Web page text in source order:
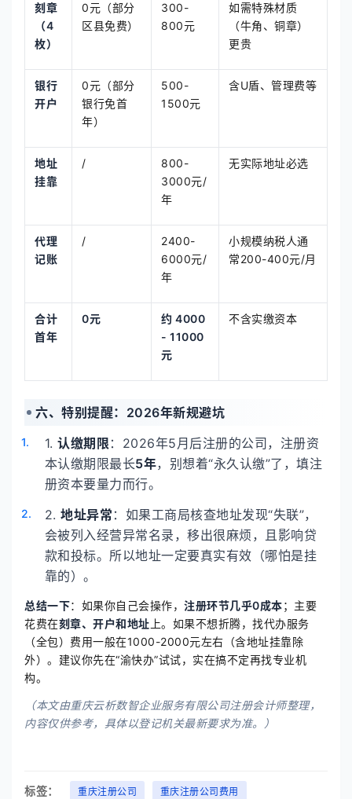
刻章
（4
枚）
0元（部分
区县免费）
300-
800元
如需特殊材质
（牛角、铜章）
更贵
银行
开户
0元（部分
银行免首
年）
500-
1500元
含U盾、管理费等
地址
挂靠
/
800-
3000元/
年
无实际地址必选
代理
记账
/
2400-
6000元/
年
小规模纳税人通
常200-400元/月
合计
首年
0元
约 4000
- 11000
元
不含实缴资本
六、特别提醒：2026年新规避坑
1.认缴期限 ：2026年5月后注册的公司，注册资
本认缴期限最长5年，别想着“永久认缴”了，填注
册资本要量力而行。
2.地址异常 ：如果工商局核查地址发现“失联”，
会被列入经营异常名录，移出很麻烦，且影响贷
款和投标。所以地址一定要真实有效（哪怕是挂
靠的）。
总结一下：如果你自己会操作， 注册环节几乎0成本；主要
花费在刻章、开户和地址 上。如果不想折腾，找代办服务
（全包）费用一般在1000-2000元左右（含地址挂靠除
外）。建议你先在“渝快办”试试，实在搞不定再找专业机
构。
（本文由重庆云析数智企业服务有限公司注册会计师整理，
内容仅供参考，具体以登记机关最新要求为准。）
标签： 重庆注册公司
重庆注册公司费用